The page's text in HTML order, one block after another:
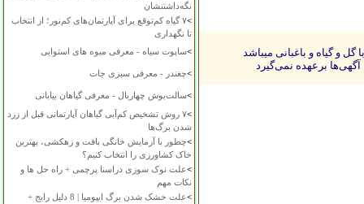
نگه‌داشتنشان
>
۷ گیاه کم‌توقع برای آپارتمان‌های کم‌نور؛ از انتخاب
تا نگهداری
>ساپوت سیاه - معرفی میوه های استوایی
>چغندر - معرفی سبزی جات
>سالت‌بوش چهاربال - معرفی گیاهان بیابانی
>
۷ روش تشخیص کم‌آبی گیاهان آپارتمانی قبل از زرد
شدن برگ‌ها
>چطور با آزمایش خانگی بافت و زهکشی، بهترین
خاک کشاورزی را انتخاب کنیم؟
>علت نوک سوزی دراسنا پرچمی + راه حل ها و
نکات مهم
>
علت خشک شدن برگ ایپومیا | 8 دلیل رایج +
و گیاه و باغبانی میباشد
آگهی‌ها برعهده نمی‌گیرد